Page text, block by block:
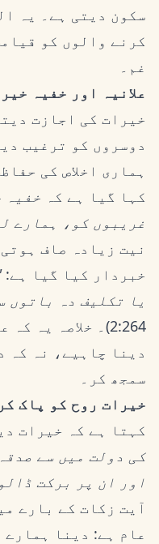
سکون دیتی ہے۔ یہ
کرنے والوں کو
غم۔
علانیہ اور خفیہ
خیرات کی اجازت
دوسروں کو ترغیب
کہا گیا ہے کہ خفیہ
غریبوں کو، ہمارے
نیت زیادہ صاف
خبردار کیا گیا ہے:
یا تکلیف دہ باتوں
2:264)۔ خلاصہ
دینا چاہیے، نہ کہ
سمجھ کر۔
خیرات روح کو پاک
کہتا ہے کہ خیرات
کی دولت میں سے
اور ان پر برکت
آیت زکات کے بارے
عام ہے: دینا